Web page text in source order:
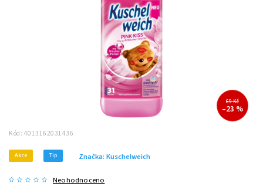
69 Kč
–23 %
Kód: 4013162031436
Akce Tip
Neohodnoceno
Značka: Kuschelweich